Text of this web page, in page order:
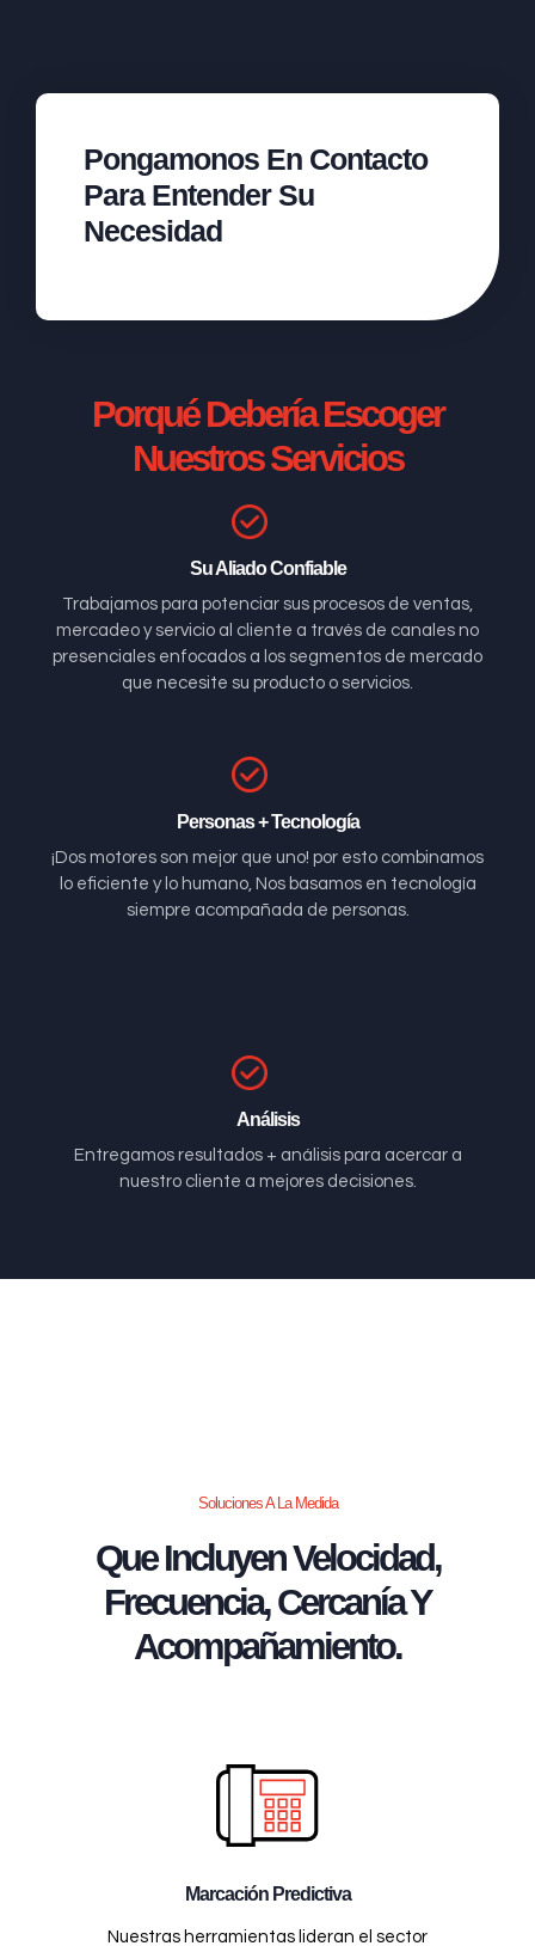
Pongamonos En Contacto
Para Entender Su
Necesidad
Porqué Debería Escoger
Nuestros Servicios
Su Aliado Confiable
Trabajamos para potenciar sus procesos de ventas,
mercadeo y servicio al cliente a través de canales no
presenciales enfocados a los segmentos de mercado
que necesite su producto o servicios.
Personas + Tecnología
¡Dos motores son mejor que uno! por esto combinamos
lo eficiente y lo humano, Nos basamos en tecnología
siempre acompañada de personas.
Análisis
Entregamos resultados + análisis para acercar a
nuestro cliente a mejores decisiones.
Soluciones A La Medida
Que Incluyen Velocidad,
Frecuencia, Cercanía Y
Acompañamiento.
Marcación Predictiva
Nuestras herramientas lideran el sector